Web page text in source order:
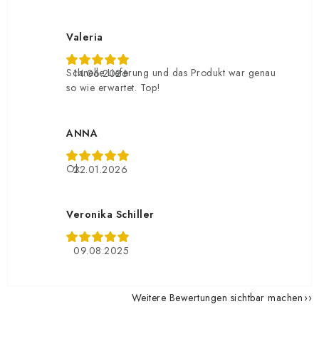
Valeria
14.06.2026
Schnelle Lieferung und das Produkt war genau
so wie erwartet. Top!
ANNA
22.01.2026
Ok
Veronika Schiller
09.08.2025
Weitere Bewertungen sichtbar machen